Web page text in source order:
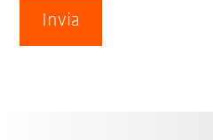
Invia